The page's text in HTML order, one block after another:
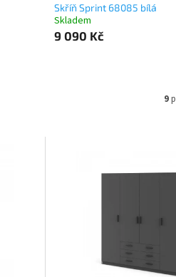
Skříň Sprint 68085 bílá
Skladem
9 090 Kč
9